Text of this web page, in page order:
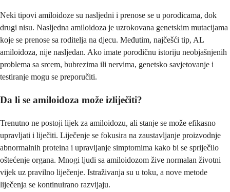
Neki tipovi amiloidoze su nasljedni i prenose se u porodicama, dok
drugi nisu. Nasljedna amiloidoza je uzrokovana genetskim mutacijama
koje se prenose sa roditelja na djecu. Međutim, najčešći tip, AL
amiloidoza, nije nasljedan. Ako imate porodičnu istoriju neobjašnjenih
problema sa srcem, bubrezima ili nervima, genetsko savjetovanje i
testiranje mogu se preporučiti.
Da li se amiloidoza može izliječiti?
Trenutno ne postoji lijek za amiloidozu, ali stanje se može efikasno
upravljati i liječiti. Liječenje se fokusira na zaustavljanje proizvodnje
abnormalnih proteina i upravljanje simptomima kako bi se spriječilo
oštećenje organa. Mnogi ljudi sa amiloidozom žive normalan životni
vijek uz pravilno liječenje. Istraživanja su u toku, a nove metode
liječenja se kontinuirano razvijaju.